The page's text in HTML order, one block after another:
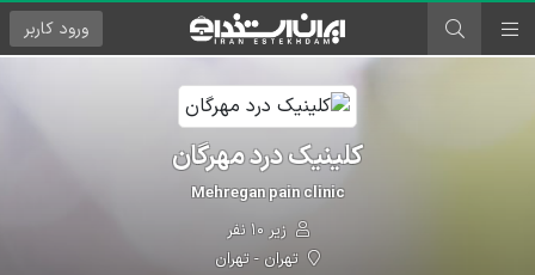
ورود کاربر
کلینیک درد مهرگان
Mehregan pain clinic
زیر ۱۰ نفر
تهران - تهران